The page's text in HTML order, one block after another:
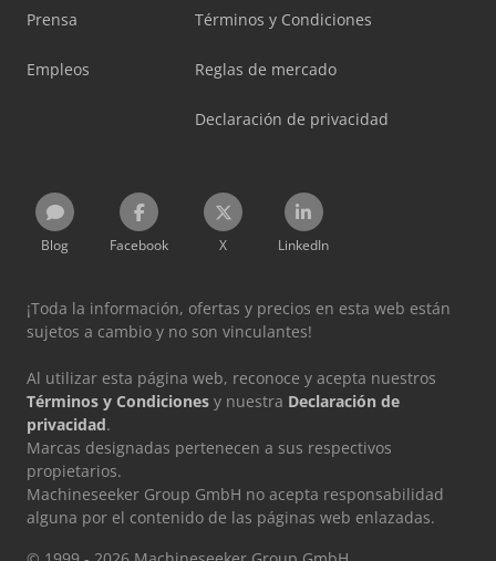
Prensa
Empleos
Términos y Condiciones
Reglas de mercado
Declaración de privacidad
Blog Facebook X LinkedIn
¡Toda la información, ofertas y precios en esta web están
sujetos a cambio y no son vinculantes!
Al utilizar esta página web, reconoce y acepta nuestros
Términos y Condiciones y nuestra Declaración de
privacidad.
Marcas designadas pertenecen a sus respectivos
propietarios.
Machineseeker Group GmbH no acepta responsabilidad
alguna por el contenido de las páginas web enlazadas.